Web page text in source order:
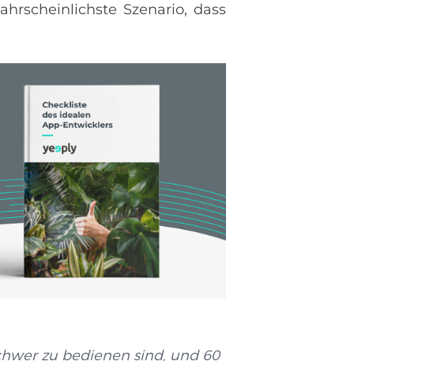
Szenario, dass
zu bedienen sind, und 60